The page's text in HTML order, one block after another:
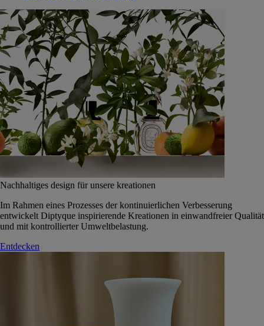
Nachhaltiges design für unsere kreationen
Im Rahmen eines Prozesses der kontinuierlichen Verbesserung
entwickelt Diptyque inspirierende Kreationen in einwandfreier Qualität
und mit kontrollierter Umweltbelastung.
Entdecken